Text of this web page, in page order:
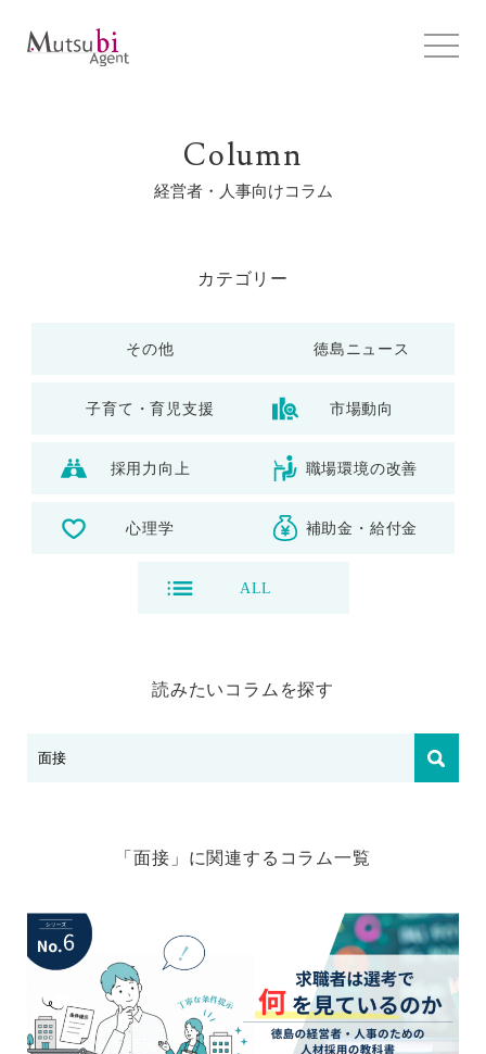
Column
経営者・人事向けコラム
カテゴリー
その他 徳島ニュース
子育て・育児支援 市場動向
採用力向上 職場環境の改善
心理学 補助金・給付金
ALL
読みたいコラムを探す
「面接」に関連するコラム⼀覧